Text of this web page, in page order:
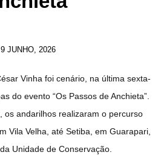
9 JUNHO, 2026
Vinha foi cenário, na última sexta-
do evento “Os Passos de Anchieta”.
os andarilhos realizaram o percurso
Vila Velha, até Setiba, em Guarapari,
Unidade de Conservação.